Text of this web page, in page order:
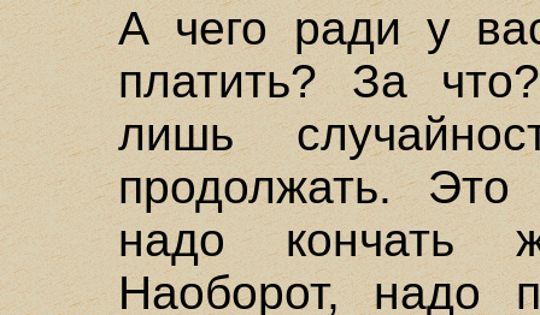
А чего ради у
платить? За
лишь
продолжать.
надо кончать
Наоборот, надо